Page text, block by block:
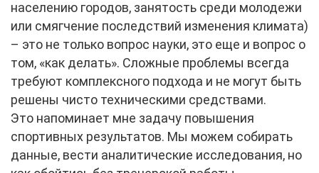
населению городов, занятость среди молодежи
или смягчение последствий изменения климата)
– это не только вопрос науки, это еще и вопрос о
том, «как делать». Сложные проблемы всегда
требуют комплексного подхода и не могут быть
решены чисто техническими средствами.
Это напоминает мне задачу повышения
спортивных результатов. Мы можем собирать
данные, вести аналитические исследования, но